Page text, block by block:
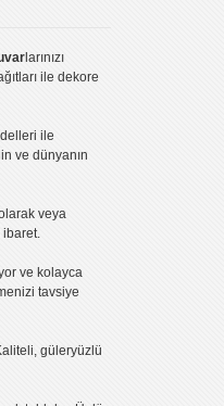
larınızı
ile dekore
ile
ve dünyanın
veya
ibaret.
ve kolayca
tavsiye
güleryüzlü